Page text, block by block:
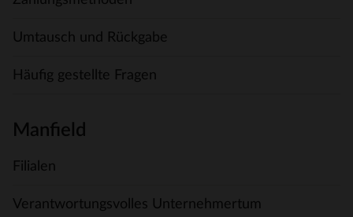
Umtausch und Rückgabe
Häufig gestellte Fragen
Manfield
Filialen
Verantwortungsvolles Unternehmertum